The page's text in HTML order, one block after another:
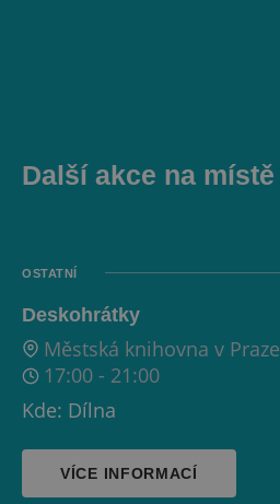
Další akce na místě
OSTATNÍ
Deskohrátky
Městská knihovna v Praze
17:00 - 21:00
Kde: Dílna
VÍCE INFORMACÍ